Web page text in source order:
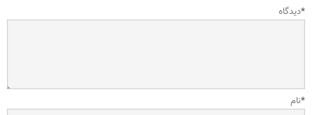
دیدگاه*
نام*